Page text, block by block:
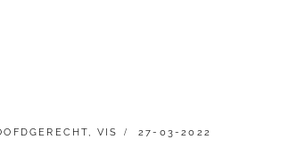
, VIS
GEPLAATST
27-03-2022